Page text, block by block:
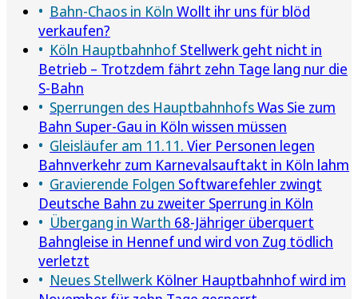
Bahn-Chaos in Köln Wollt ihr uns für blöd
verkaufen?
Köln Hauptbahnhof Stellwerk geht nicht in
Betrieb – Trotzdem fährt zehn Tage lang nur die
S-Bahn
Sperrungen des HauptbahnhofsWas Sie zum
Bahn Super-Gau in Köln wissen müssen
Gleisläufer am 11.11. Vier Personen legen
Bahnverkehr zum Karnevalsauftakt in Köln lahm
Gravierende Folgen Softwarefehler zwingt
Deutsche Bahn zu zweiter Sperrung in Köln
Übergang in Warth 68-Jähriger überquert
Bahngleise in Hennef und wird von Zug tödlich
verletzt
Neues Stellwerk Kölner Hauptbahnhof wird im